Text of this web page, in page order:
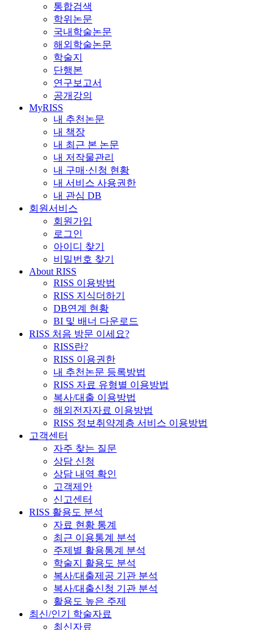
통합검색
학위논문
국내학술논문
해외학술논문
학술지
단행본
연구보고서
공개강의
MyRISS
내 추천논문
내 책장
내 최근 본 논문
내 저작물관리
내 구매·신청 현황
내 서비스 사용권한
내 관심 DB
회원서비스
회원가입
로그인
아이디 찾기
비밀번호 찾기
About RISS
RISS 이용방법
RISS 지식더하기
DB연계 현황
BI 및 배너 다운로드
RISS 처음 방문 이세요?
RISS란?
RISS 이용권한
내 추천논문 등록방법
RISS 자료 유형별 이용방법
복사/대출 이용방법
해외전자자료 이용방법
RISS 정보취약계층 서비스 이용방법
고객센터
자주 찾는 질문
상담 신청
상담 내역 확인
고객제안
신고센터
RISS 활용도 분석
자료 현황 통계
최근 이용통계 분석
주제별 활용통계 분석
학술지 활용도 분석
복사/대출제공 기관 분석
복사/대출신청 기관 분석
활용도 높은 주제
최신/인기 학술자료
최신자료